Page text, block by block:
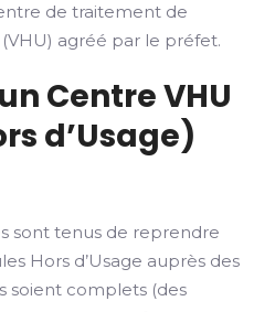
de traitement de
agréé par le préfet.
Centre VHU
d’Usage)
sont tenus de reprendre
Hors d’Usage auprès des
soient complets (des